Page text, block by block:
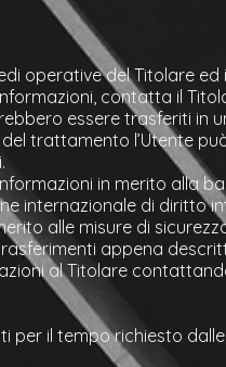
operative del Titolare
contatta il
essere trasferiti in
trattamento l’Utente
in merito alla
internazionale di diritto
alle misure di
appena
al Titolare
per il tempo richiesto